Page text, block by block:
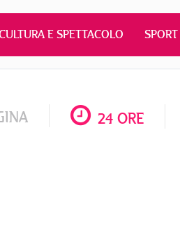
E SPETTACOLO SPORT
24 ORE